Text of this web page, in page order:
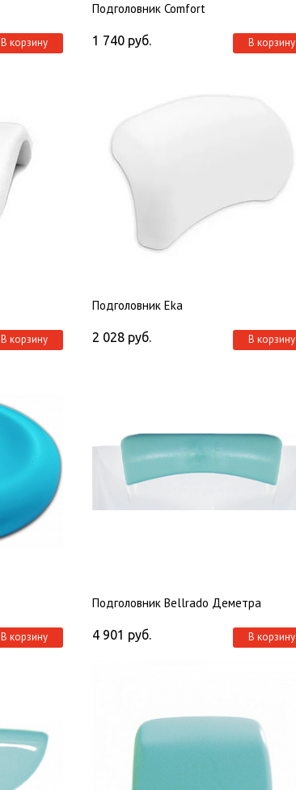
В корзину
Подголовник Comfort
1 740 руб. В корзину
В корзину
Подголовник Eka
2 028 руб. В корзину
В корзину
Подголовник Bellrado Деметра
4 901 руб. В корзину